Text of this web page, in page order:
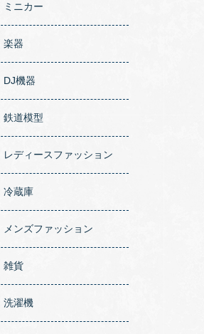
ミニカー
楽器
DJ機器
鉄道模型
レディースファッション
冷蔵庫
メンズファッション
雑貨
洗濯機